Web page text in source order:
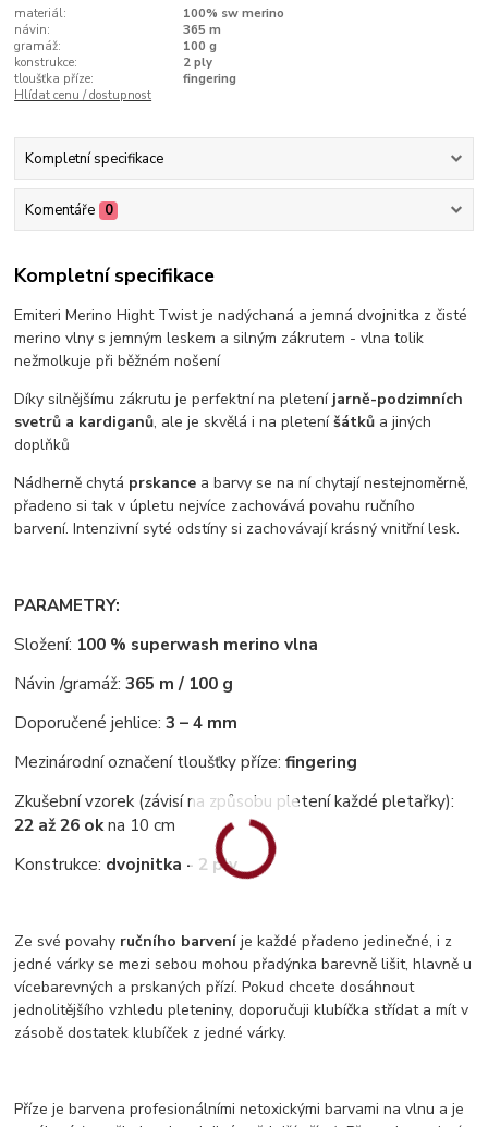
materiál:
100% sw merino
návin:
365 m
gramáž:
100 g
konstrukce:
2 ply
tloušťka příze:
fingering
Hlídat cenu / dostupnost
Kompletní specifikace
Komentáře 0
Kompletní specifikace
Emiteri Merino Hight Twist je nadýchaná a jemná dvojnitka z čisté
merino vlny s jemným leskem a silným zákrutem - vlna tolik
nežmolkuje při běžném nošení
Díky silnějšímu zákrutu je perfektní na pletení jarně-podzimních
svetrů a kardiganů, ale je skvělá i na pleteníšátků a jiných
doplňků
Nádherně chytá prskance a barvy se na ní chytají nestejnoměrně,
přadeno si tak v úpletu nejvíce zachovává povahu ručního
barvení. Intenzivní syté odstíny si zachovávají krásný vnitřní lesk.
PARAMETRY:
Složení: 100 % superwash merino vlna
Návin /gramáž: 365 m / 100 g
Doporučené jehlice:3 – 4 mm
Mezinárodní označení tloušťky příze:fingering
Zkušební vzorek (závisí na způsobu pletení každé pletařky):
22 až 26 okna 10 cm
Konstrukce: dvojnitka - 2 ply
Ze své povahy ručního barveníje každé přadeno jedinečné, i z
jedné várky se mezi sebou mohou přadýnka barevně lišit, hlavně u
vícebarevných a prskaných přízí. Pokud chcete dosáhnout
jednolitějšího vzhledu pleteniny, doporučuji klubíčka střídat a mít v
zásobě dostatek klubíček z jedné várky.
Příze je barvena profesionálními netoxickými barvami na vlnu a je